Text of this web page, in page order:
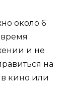
около 6
время
и не
на
в кино или